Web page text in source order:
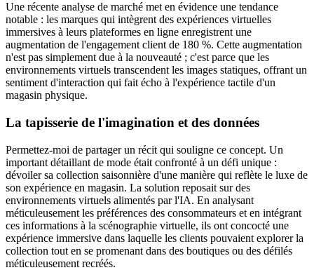
Une récente analyse de marché met en évidence une tendance
notable : les marques qui intègrent des expériences virtuelles
immersives à leurs plateformes en ligne enregistrent une
augmentation de l'engagement client de 180 %. Cette augmentation
n'est pas simplement due à la nouveauté ; c'est parce que les
environnements virtuels transcendent les images statiques, offrant un
sentiment d'interaction qui fait écho à l'expérience tactile d'un
magasin physique.
La tapisserie de l'imagination et des données
Permettez-moi de partager un récit qui souligne ce concept. Un
important détaillant de mode était confronté à un défi unique :
dévoiler sa collection saisonnière d'une manière qui reflète le luxe de
son expérience en magasin. La solution reposait sur des
environnements virtuels alimentés par l'IA. En analysant
méticuleusement les préférences des consommateurs et en intégrant
ces informations à la scénographie virtuelle, ils ont concocté une
expérience immersive dans laquelle les clients pouvaient explorer la
collection tout en se promenant dans des boutiques ou des défilés
méticuleusement recréés.